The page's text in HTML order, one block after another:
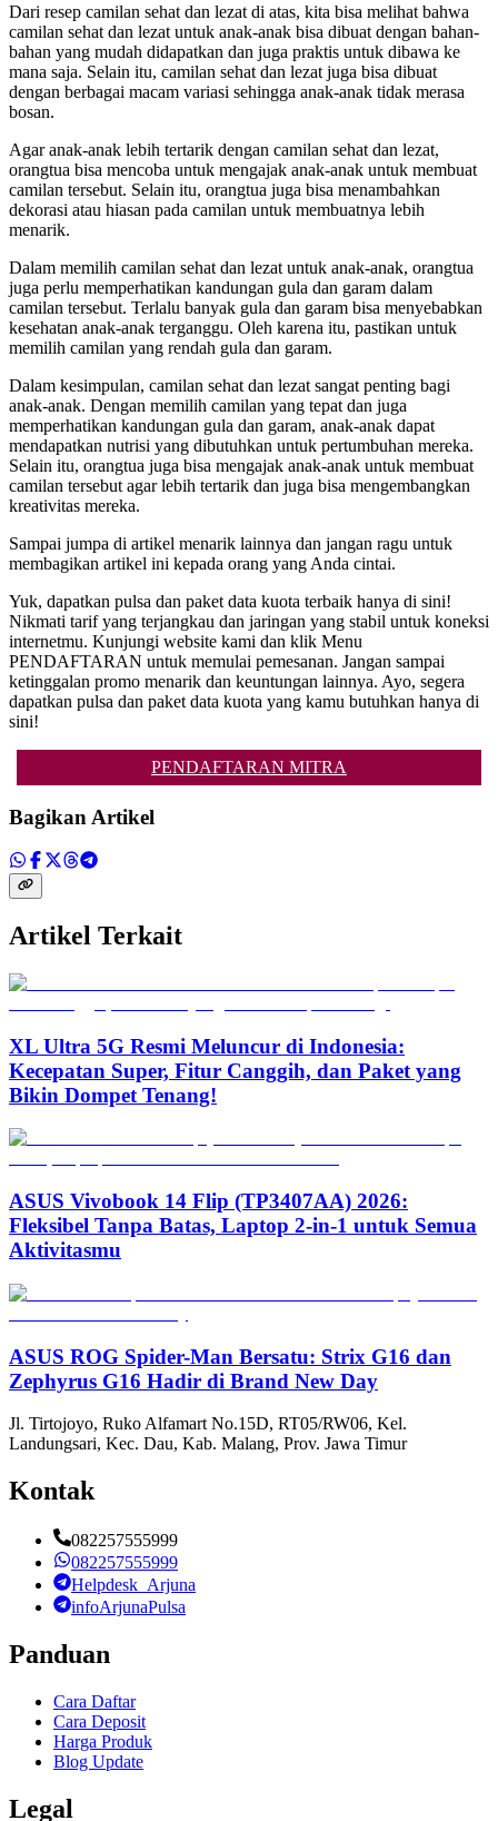
Dari resep camilan sehat dan lezat di atas, kita bisa melihat bahwa
camilan sehat dan lezat untuk anak-anak bisa dibuat dengan bahan-
bahan yang mudah didapatkan dan juga praktis untuk dibawa ke
mana saja. Selain itu, camilan sehat dan lezat juga bisa dibuat
dengan berbagai macam variasi sehingga anak-anak tidak merasa
bosan.
Agar anak-anak lebih tertarik dengan camilan sehat dan lezat,
orangtua bisa mencoba untuk mengajak anak-anak untuk membuat
camilan tersebut. Selain itu, orangtua juga bisa menambahkan
dekorasi atau hiasan pada camilan untuk membuatnya lebih
menarik.
Dalam memilih camilan sehat dan lezat untuk anak-anak, orangtua
juga perlu memperhatikan kandungan gula dan garam dalam
camilan tersebut. Terlalu banyak gula dan garam bisa menyebabkan
kesehatan anak-anak terganggu. Oleh karena itu, pastikan untuk
memilih camilan yang rendah gula dan garam.
Dalam kesimpulan, camilan sehat dan lezat sangat penting bagi
anak-anak. Dengan memilih camilan yang tepat dan juga
memperhatikan kandungan gula dan garam, anak-anak dapat
mendapatkan nutrisi yang dibutuhkan untuk pertumbuhan mereka.
Selain itu, orangtua juga bisa mengajak anak-anak untuk membuat
camilan tersebut agar lebih tertarik dan juga bisa mengembangkan
kreativitas mereka.
Sampai jumpa di artikel menarik lainnya dan jangan ragu untuk
membagikan artikel ini kepada orang yang Anda cintai.
Yuk, dapatkan pulsa dan paket data kuota terbaik hanya di sini!
Nikmati tarif yang terjangkau dan jaringan yang stabil untuk koneksi
internetmu. Kunjungi website kami dan klik Menu
PENDAFTARAN untuk memulai pemesanan. Jangan sampai
ketinggalan promo menarik dan keuntungan lainnya. Ayo, segera
dapatkan pulsa dan paket data kuota yang kamu butuhkan hanya di
sini!
PENDAFTARAN MITRA
Bagikan Artikel
Artikel Terkait
XL Ultra 5G Resmi Meluncur di Indonesia:
Kecepatan Super, Fitur Canggih, dan Paket yang
Bikin Dompet Tenang!
ASUS Vivobook 14 Flip (TP3407AA) 2026:
Fleksibel Tanpa Batas, Laptop 2-in-1 untuk Semua
Aktivitasmu
ASUS ROG Spider-Man Bersatu: Strix G16 dan
Zephyrus G16 Hadir di Brand New Day
Jl. Tirtojoyo, Ruko Alfamart No.15D, RT05/RW06, Kel.
Landungsari, Kec. Dau, Kab. Malang, Prov. Jawa Timur
Kontak
082257555999
082257555999
Helpdesk_Arjuna
infoArjunaPulsa
Panduan
Cara Daftar
Cara Deposit
Harga Produk
Blog Update
Legal